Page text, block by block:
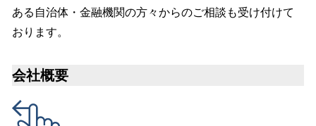
ある自治体・金融機関の方々からのご相談も受け付けて
おります。
会社概要